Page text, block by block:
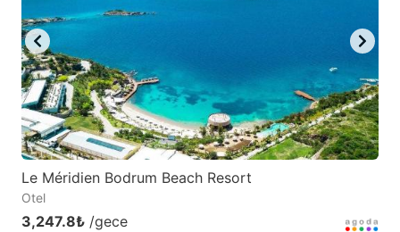
Le Méridien Bodrum Beach Resort
Otel
3,247.8₺ /gece